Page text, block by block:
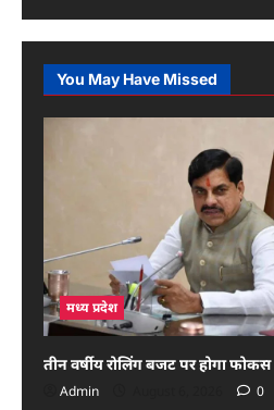
You May Have Missed
मध्य प्रदेश
तीन वर्षीय रोलिंग बजट पर होगा फोकस
Admin
0